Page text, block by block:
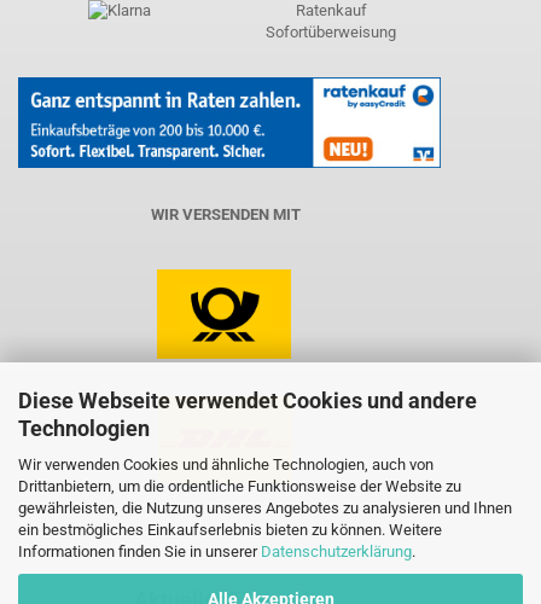
Diese Webseite verwendet Cookies und andere
Technologien
Wir verwenden Cookies und ähnliche Technologien, auch von
Drittanbietern, um die ordentliche Funktionsweise der Website zu
gewährleisten, die Nutzung unseres Angebotes zu analysieren und Ihnen
ein bestmögliches Einkaufserlebnis bieten zu können. Weitere
Informationen finden Sie in unserer Datenschutzerklärung.
Alle Akzeptieren
Ratenkauf
Sofortüberweisung
WIR VERSENDEN MIT